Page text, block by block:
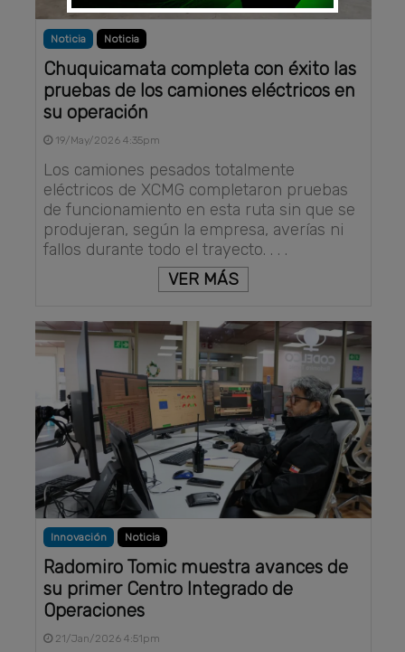
Noticia Noticia
Chuquicamata completa con éxito las
pruebas de los camiones eléctricos en
su operación
19/May/2026 4:35pm
Los camiones pesados totalmente
eléctricos de XCMG completaron pruebas
de funcionamiento en esta ruta sin que se
produjeran, según la empresa, averías ni
fallos durante todo el trayecto. . . .
VER MÁS
Innovación Noticia
Radomiro Tomic muestra avances de
su primer Centro Integrado de
Operaciones
21/Jan/2026 4:51pm